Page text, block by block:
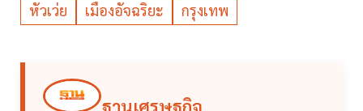
หัวเว่ย
เมืองอัจฉริยะ กรุงเทพ
ฐานเศรษฐกิจ